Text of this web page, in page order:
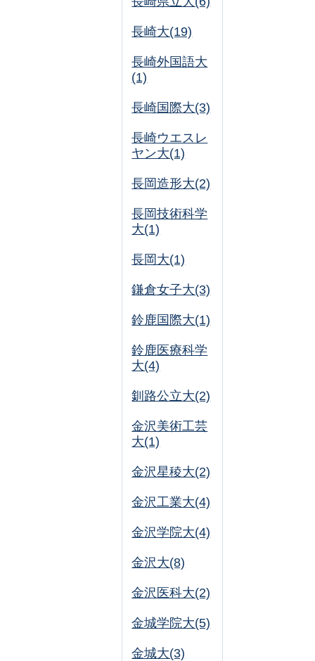
長崎大(19)
長崎外国語大
(1)
長崎国際大(3)
長崎ウエスレ
ヤン大(1)
長岡造形大(2)
長岡技術科学
大(1)
長岡大(1)
鎌倉女子大(3)
鈴鹿国際大(1)
鈴鹿医療科学
大(4)
釧路公立大(2)
金沢美術工芸
大(1)
金沢星稜大(2)
金沢工業大(4)
金沢学院大(4)
金沢大(8)
金沢医科大(2)
金城学院大(5)
金城大(3)